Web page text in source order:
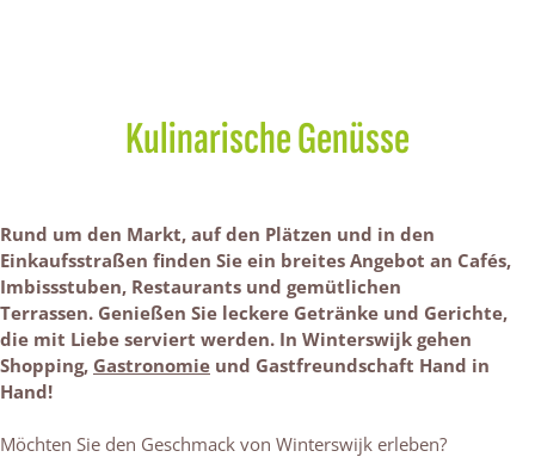
Kulinarische Genüsse
Rund um den Markt, auf den Plätzen und in den
Einkaufsstraßen finden Sie ein breites Angebot an Cafés,
Imbissstuben, Restaurants und gemütlichen
Terrassen. Genießen Sie leckere Getränke und Gerichte,
die mit Liebe serviert werden. In Winterswijk gehen
Shopping, Gastronomie und Gastfreundschaft Hand in
Hand!
Möchten Sie den Geschmack von Winterswijk erleben?